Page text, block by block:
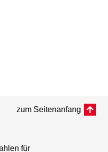
zum Seitenanfang
für